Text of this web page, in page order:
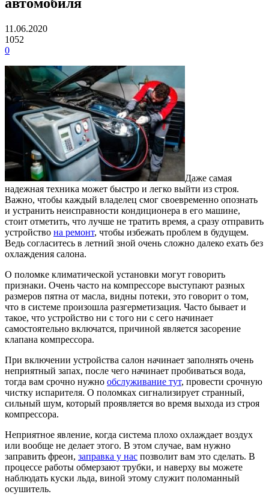
11.06.2020
1052
0
Даже самая
надежная техника может быстро и легко выйти из строя.
Важно, чтобы каждый владелец смог своевременно опознать
и устранить неисправности кондиционера в его машине,
стоит отметить, что лучше не тратить время, а сразу отправить
устройство на ремонт, чтобы избежать проблем в будущем.
Ведь согласитесь в летний зной очень сложно далеко ехать без
охлаждения салона.
О поломке климатической установки могут говорить
признаки. Очень часто на компрессоре выступают разных
размеров пятна от масла, видны потеки, это говорит о том,
что в системе произошла разгерметизация. Часто бывает и
такое, что устройство ни с того ни с сего начинает
самостоятельно включатся, причиной является засорение
клапана компрессора.
При включении устройства салон начинает заполнять очень
неприятный запах, после чего начинает пробиваться вода,
тогда вам срочно нужно обслуживание тут, провести срочную
чистку испарителя. О поломках сигнализирует странный,
сильный шум, который проявляется во время выхода из строя
компрессора.
Неприятное явление, когда система плохо охлаждает воздух
или вообще не делает этого. В этом случае, вам нужно
заправить фреон, заправка у нас позволит вам это сделать. В
процессе работы обмерзают трубки, и наверху вы можете
наблюдать куски льда, виной этому служит поломанный
осушитель.